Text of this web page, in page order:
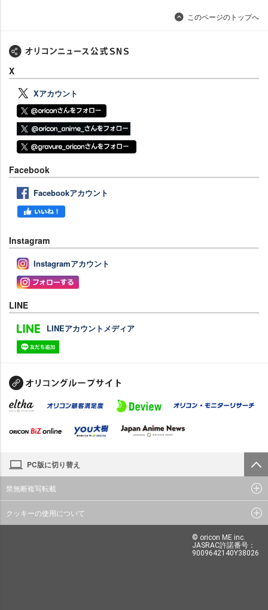
このページのトップへ
X
Xアカウント
Facebook
Facebookアカウント
Instagram
Instagramアカウント
LINE
LINEアカウントメディア
PC版に切り替え
禁無断複写転載
クッキーの使用について
© oricon ME inc.
JASRAC許諾番号：
9009642140Y38026